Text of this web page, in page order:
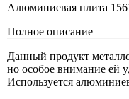
Алюминиевая плита
Полное описание
Данный продукт
но особое внимание ей
Используется